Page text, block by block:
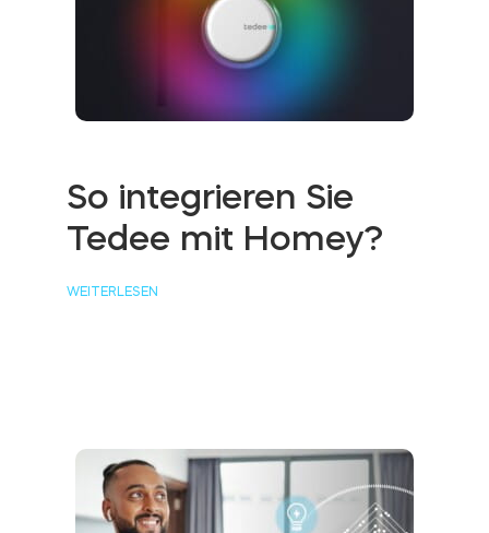
So integrieren Sie
Tedee mit Homey?
WEITERLESEN